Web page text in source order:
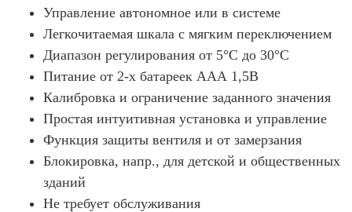
Управление автономное или в системе
Легкочитаемая шкала с мягким переключением
Диапазон регулирования от 5°С до 30°С
Питание от 2-х батареек ААА 1,5В
Калибровка и ограничение заданного значения
Простая интуитивная установка и управление
Функция защиты вентиля и от замерзания
Блокировка, напр., для детской и общественных
зданий
Не требует обслуживания